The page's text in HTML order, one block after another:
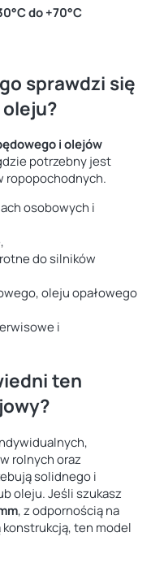
do +70°C
sprawdzi się
i olejów
potrzebny jest
ropopochodnych.
osobowych i
do silników
oleju opałowego
i
ten
rolnych oraz
solidnego i
oleju. Jeśli szukasz
, z odpornością na
ten model